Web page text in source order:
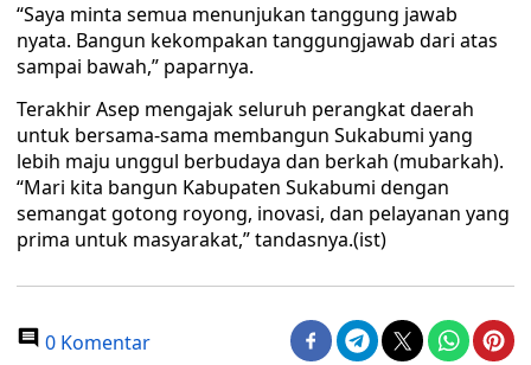
“Saya minta semua menunjukan tanggung jawab
nyata. Bangun kekompakan tanggungjawab dari atas
sampai bawah,” paparnya.
Terakhir Asep mengajak seluruh perangkat daerah
untuk bersama-sama membangun Sukabumi yang
lebih maju unggul berbudaya dan berkah (mubarkah).
“Mari kita bangun Kabupaten Sukabumi dengan
semangat gotong royong, inovasi, dan pelayanan yang
prima untuk masyarakat,” tandasnya.(ist)
0 Komentar